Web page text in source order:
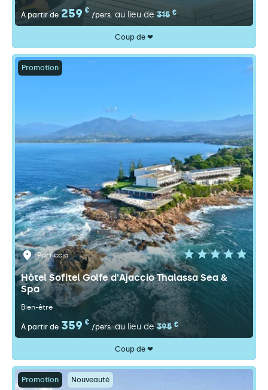
À partir de 259 €
/pers. au lieu de 315 €
Coup de ❤
Promotion
Porticcio
Hôtel Sofitel Golfe d'Ajaccio Thalassa Sea &
Spa
Bien-être
À partir de 359 €
/pers. au lieu de 395 €
Coup de ❤
Promotion Nouveauté